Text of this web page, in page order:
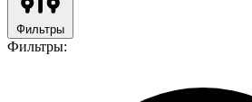
Фильтры
Фильтры: